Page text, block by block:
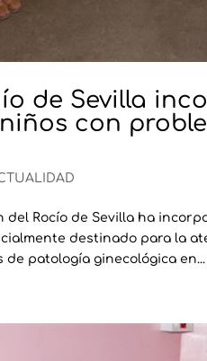
de Sevilla
con
Rocío de Sevilla ha
destinado para la
de patología ginecológica en...